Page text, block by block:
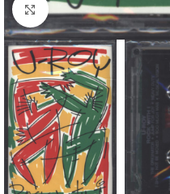
Klick zum Vergrößern